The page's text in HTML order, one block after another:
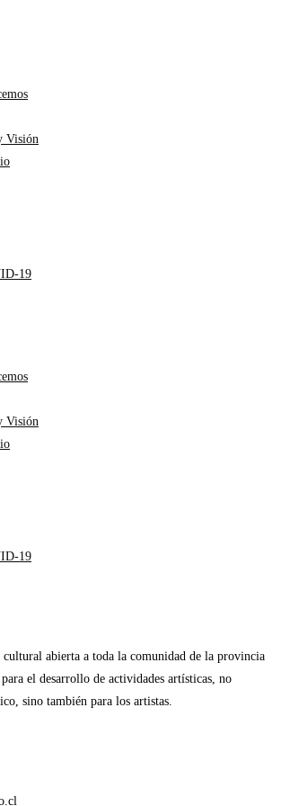
Visión
19
Visión
19
abierta a toda la comunidad de la provincia
el desarrollo de actividades artísticas, no
sino también para los artistas.